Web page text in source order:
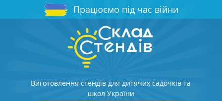
Працюємо під час війни
Виготовлення стендів для дитячих садочків та
школ України